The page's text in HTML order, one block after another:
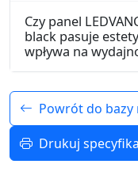
Czy panel
black pasuje
wpływa na
Powrót do bazy
Drukuj